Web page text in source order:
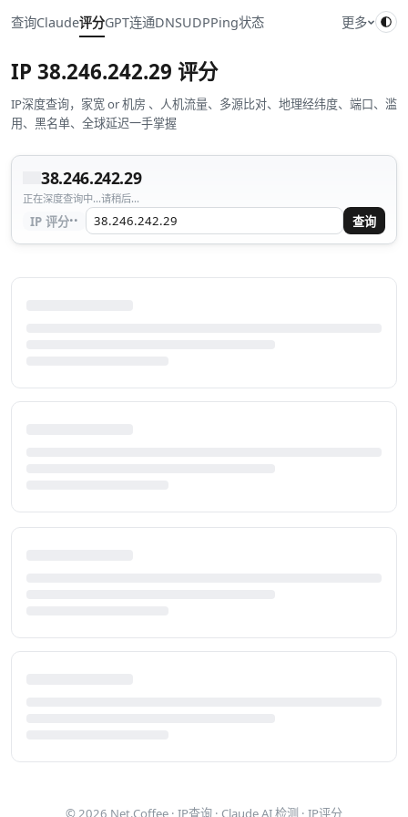
查询Claude评分GPT连通DNSUDPPing状态 更多
IP 38.246.242.29 评分
IP深度查询，家宽 or 机房 、人机流量、多源比对、地理经纬度、端口、滥
用、黑名单、全球延迟一手掌握
38.246.242.29
正在深度查询中...请稍后...
IP 评分·· 查询
© 2026 Net.Coffee · IP查询 · Claude AI 检测 · IP评分